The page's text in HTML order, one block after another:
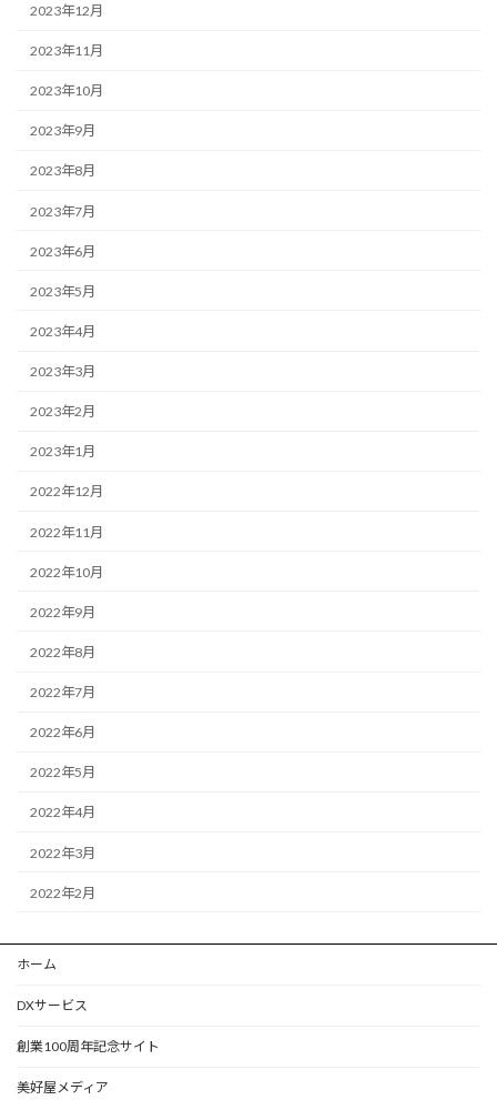
2023年12月
2023年11月
2023年10月
2023年9月
2023年8月
2023年7月
2023年6月
2023年5月
2023年4月
2023年3月
2023年2月
2023年1月
2022年12月
2022年11月
2022年10月
2022年9月
2022年8月
2022年7月
2022年6月
2022年5月
2022年4月
2022年3月
2022年2月
ホーム
DXサービス
創業100周年記念サイト
美好屋メディア